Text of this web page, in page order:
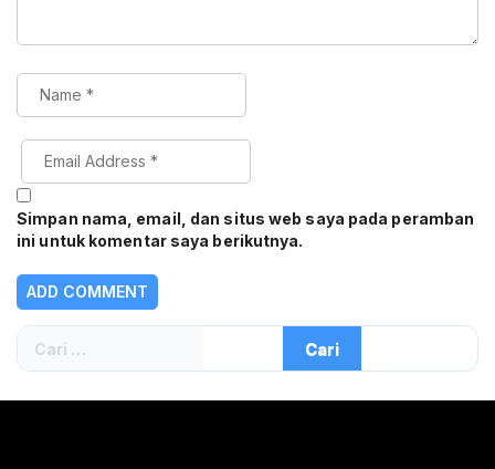
Simpan nama, email, dan situs web saya pada peramban
ini untuk komentar saya berikutnya.
Cari
untuk: